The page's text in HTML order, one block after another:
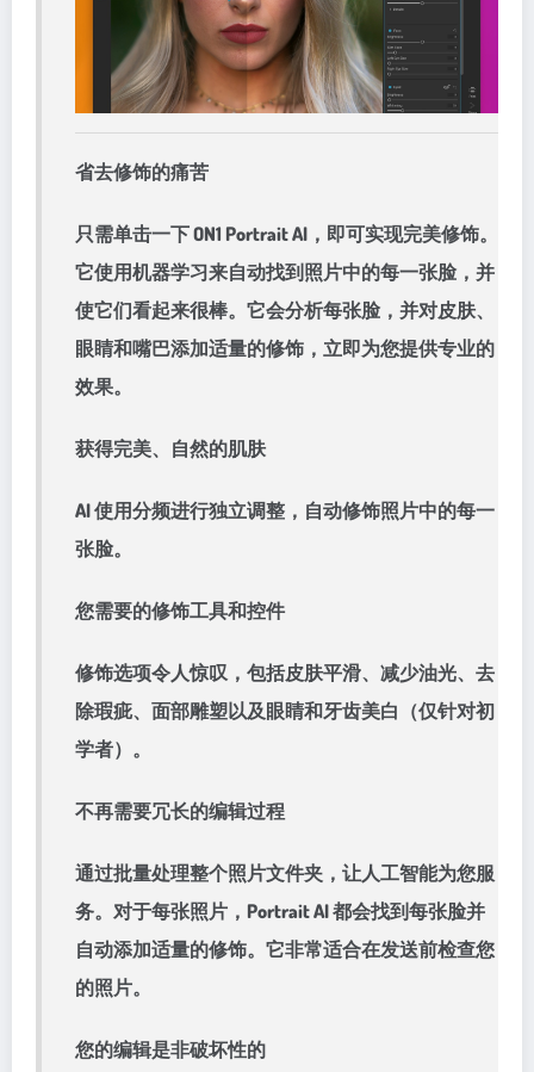
省去修饰的痛苦
只需单击一下 ON1 Portrait AI，即可实现完美修饰。
它使用机器学习来自动找到照片中的每一张脸，并
使它们看起来很棒。它会分析每张脸，并对皮肤、
眼睛和嘴巴添加适量的修饰，立即为您提供专业的
效果。
获得完美、自然的肌肤
AI 使用分频进行独立调整，自动修饰照片中的每一
张脸。
您需要的修饰工具和控件
修饰选项令人惊叹，包括皮肤平滑、减少油光、去
除瑕疵、面部雕塑以及眼睛和牙齿美白（仅针对初
学者）。
不再需要冗长的编辑过程
通过批量处理整个照片文件夹，让人工智能为您服
务。对于每张照片，Portrait AI 都会找到每张脸并
自动添加适量的修饰。它非常适合在发送前检查您
的照片。
您的编辑是非破坏性的